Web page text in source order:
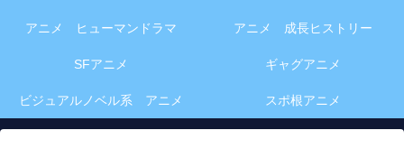
アニメ ヒューマンドラマ アニメ 成長ヒストリー
SFアニメ ギャグアニメ
ビジュアルノベル系 アニメ スポ根アニメ